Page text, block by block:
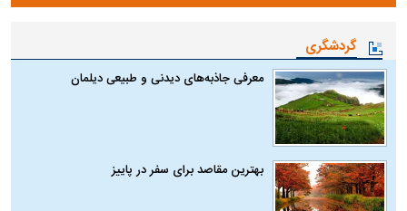
گردشگری
معرفی جاذبه‌های دیدنی و طبیعی دیلمان
بهترین مقاصد برای سفر در پاییز